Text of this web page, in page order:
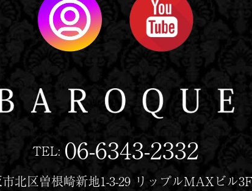
TEL: 06-6343-2332
北区曽根崎新地1-3-29 リップルMAXビル